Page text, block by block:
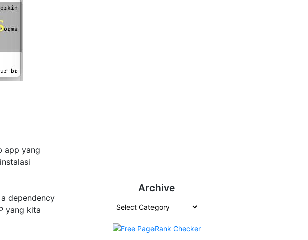
app yang
dependency
yang kita
Archive
Archive